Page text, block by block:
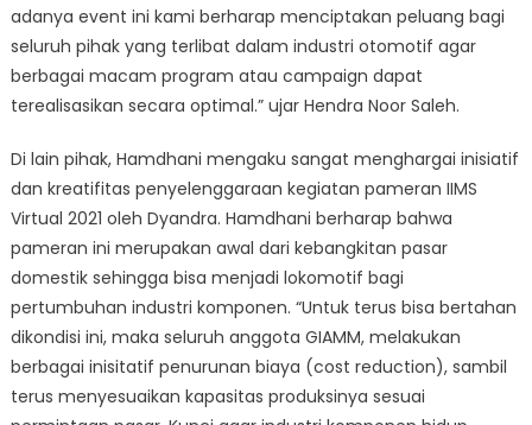
adanya event ini kami berharap menciptakan peluang bagi
seluruh pihak yang terlibat dalam industri otomotif agar
berbagai macam program atau campaign dapat
terealisasikan secara optimal.” ujar Hendra Noor Saleh.
Di lain pihak, Hamdhani mengaku sangat menghargai inisiatif
dan kreatifitas penyelenggaraan kegiatan pameran IIMS
Virtual 2021 oleh Dyandra. Hamdhani berharap bahwa
pameran ini merupakan awal dari kebangkitan pasar
domestik sehingga bisa menjadi lokomotif bagi
pertumbuhan industri komponen. “Untuk terus bisa bertahan
dikondisi ini, maka seluruh anggota GIAMM, melakukan
berbagai inisitatif penurunan biaya (cost reduction), sambil
terus menyesuaikan kapasitas produksinya sesuai